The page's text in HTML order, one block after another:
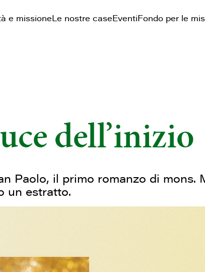
e missioneLe nostre caseEventiFondo per le
dell’inizio
Paolo, il primo romanzo di mons.
un estratto.